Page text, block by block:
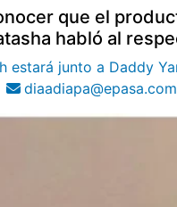
que el
habló al
estará junto a Daddy
diaadiapa@epasa.com